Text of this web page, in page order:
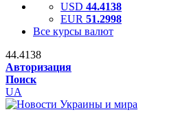
USD 44.4138
EUR 51.2998
Все курсы валют
44.4138
Авторизация
Поиск
UA